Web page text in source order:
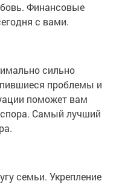
Финансовые
с вами.
сильно
проблемы и
поможет вам
Самый лучший
семьи. Укрепление